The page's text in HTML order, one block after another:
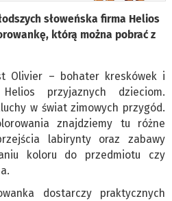
słoweńska firma Helios
którą można pobrać z
Olivier – bohater kreskówek i
przyjaznych dzieciom.
w świat zimowych przygód.
znajdziemy tu różne
labirynty oraz zabawy
koloru do przedmiotu czy
dostarczy praktycznych